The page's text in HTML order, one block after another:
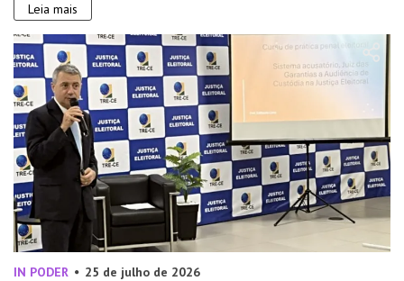
Leia mais
IN PODER 25 de julho de 2026